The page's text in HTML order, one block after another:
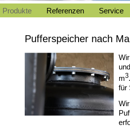
Pufferspeicher nach
m3
für
Produkte Referenzen Service